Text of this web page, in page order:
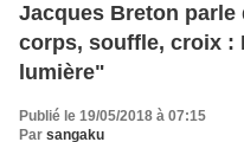
Jacques Breton
corps, souffle, croix :
lumière"
Publié le 19/05/2018 à 07:15
Par sangaku